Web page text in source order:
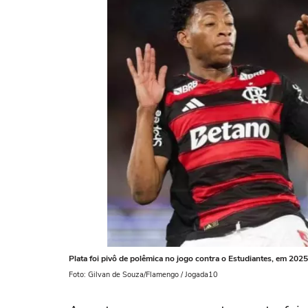
Plata foi pivô de polêmica no jogo contra o Estudiantes, em
Foto: Gilvan de Souza/Flamengo / Jogada10